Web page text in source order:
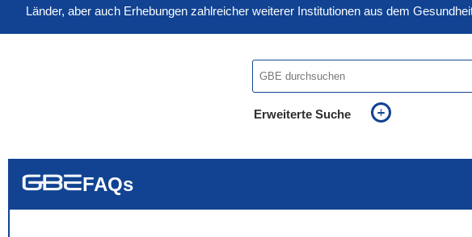
Länder, aber auch Erhebungen zahlreicher weiterer Institutionen aus dem
Erweiterte Suche
FAQs